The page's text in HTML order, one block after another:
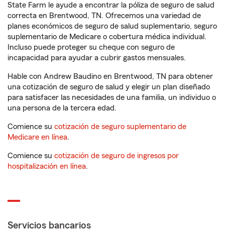
State Farm le ayude a encontrar la póliza de seguro de salud
correcta en Brentwood, TN. Ofrecemos una variedad de
planes económicos de seguro de salud suplementario, seguro
suplementario de Medicare o cobertura médica individual.
Incluso puede proteger su cheque con seguro de
incapacidad para ayudar a cubrir gastos mensuales.
Hable con Andrew Baudino en Brentwood, TN para obtener
una cotización de seguro de salud y elegir un plan diseñado
para satisfacer las necesidades de una familia, un individuo o
una persona de la tercera edad.
Comience su cotización de seguro suplementario de
Medicare en línea.
Comience su cotización de seguro de ingresos por
hospitalización en línea.
Servicios bancarios